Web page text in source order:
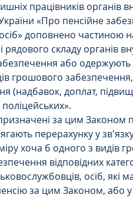
працівників органів
«Про пенсійне
доповнено частиною
складу органів
або
грошового забезпечення,
(надбавок, доплат,
за цим Законом
перерахунку у
хоча б одного з видів
відповідних
осіб, які
за цим Законом, або у